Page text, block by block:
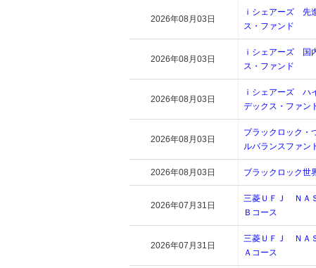
2026年08月03日
ｉシェアーズ 先
ス・ファンド
2026年08月03日
ｉシェアーズ 国
ス・ファンド
2026年08月03日
ｉシェアーズ ハ
デックス・ファン
2026年08月03日
ブラックロック・
ルバランスファン
2026年08月03日 ブラックロック世
2026年07月31日
三菱ＵＦＪ ＮＡ
Ｂコース
2026年07月31日
三菱ＵＦＪ ＮＡ
Ａコース